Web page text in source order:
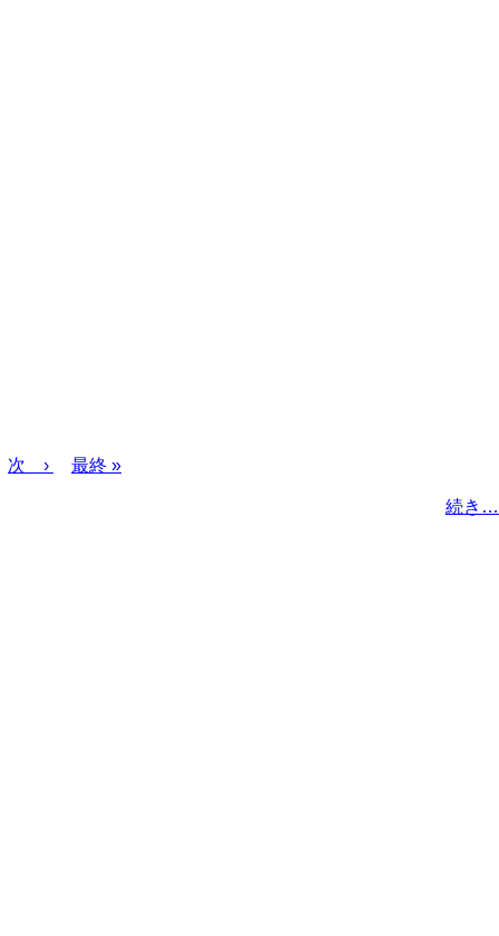
次
次 ›
最
最終 »
続き…